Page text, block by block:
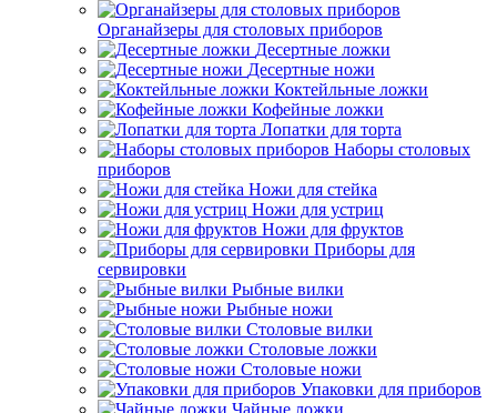
Органайзеры для столовых приборов
Десертные ложки
Десертные ножи
Коктейльные ложки
Кофейные ложки
Лопатки для торта
Наборы столовых
приборов
Ножи для стейка
Ножи для устриц
Ножи для фруктов
Приборы для
сервировки
Рыбные вилки
Рыбные ножи
Столовые вилки
Столовые ложки
Столовые ножи
Упаковки для приборов
Чайные ложки